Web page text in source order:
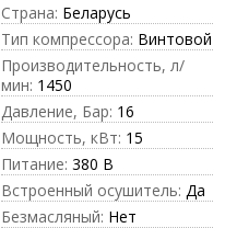
Страна: Беларусь
Тип компрессора: Винтовой
Производительность, л/
мин: 1450
Давление, Бар: 16
Мощность, кВт: 15
Питание: 380 В
Встроенный осушитель: Да
Безмасляный: Нет